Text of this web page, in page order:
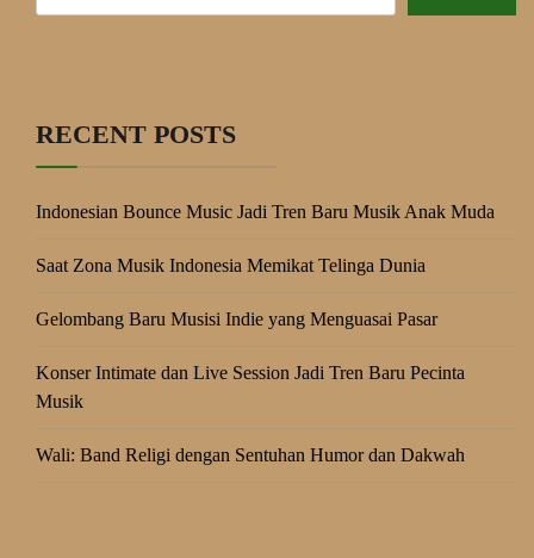
RECENT POSTS
Indonesian Bounce Music Jadi Tren Baru Musik Anak Muda
Saat Zona Musik Indonesia Memikat Telinga Dunia
Gelombang Baru Musisi Indie yang Menguasai Pasar
Konser Intimate dan Live Session Jadi Tren Baru Pecinta
Musik
Wali: Band Religi dengan Sentuhan Humor dan Dakwah